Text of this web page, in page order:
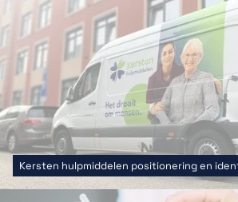
Kersten hulpmiddelen positionering en